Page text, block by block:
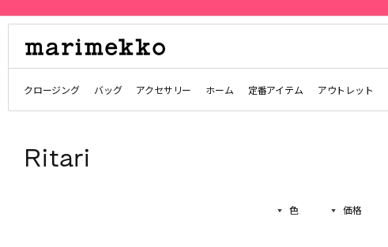
クロージング バッグ アクセサリー ホーム 定番アイテム アウトレット
Ritari
色 価格